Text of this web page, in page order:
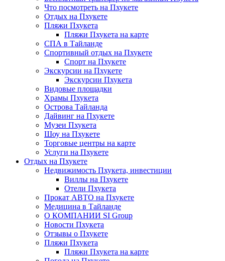
Что посмотреть на Пхукете
Отдых на Пхукете
Пляжи Пхукета
Пляжи Пхукета на карте
СПА в Тайланде
Спортивный отдых на Пхукете
Спорт на Пхукете
Экскурсии на Пхукете
Экскурсии Пхукета
Видовые площадки
Храмы Пхукета
Острова Тайланда
Дайвинг на Пхукете
Музеи Пхукета
Шоу на Пхукете
Торговые центры на карте
Услуги на Пхукете
Отдых на Пхукете
Недвижимость Пхукета, инвестиции
Виллы на Пхукете
Отели Пхукета
Прокат АВТО на Пхукете
Медицина в Тайланде
О КОМПАНИИ SI Group
Новости Пхукета
Отзывы о Пхукете
Пляжи Пхукета
Пляжи Пхукета на карте